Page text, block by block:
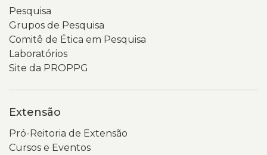
o
título
“Consulta
Popular
2026”
visualizar
dois
em
destaque
logotipo
da
Uergs
e
um
de
navegação.
banner
em
Pesquisa
Grupos de Pesquisa
Comitê de Ética em Pesquisa
Laboratórios
Site da PROPPG
Extensão
Pró-Reitoria de Extensão
Cursos e Eventos